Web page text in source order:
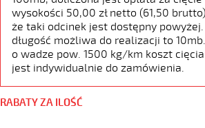
wysokości 50,00 zł netto (61,50
że taki odcinek jest dostępny
długość możliwa do realizacji to
o wadze pow. 1500 kg/km koszt
jest indywidualnie do zamówienia.
RABATY ZA ILOŚĆ